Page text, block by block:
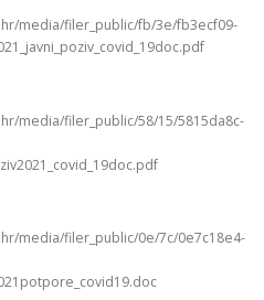
media/filer_public/fb/3e/fb3ecf09-
media/filer_public/58/15/5815da8c-
media/filer_public/0e/7c/0e7c18e4-